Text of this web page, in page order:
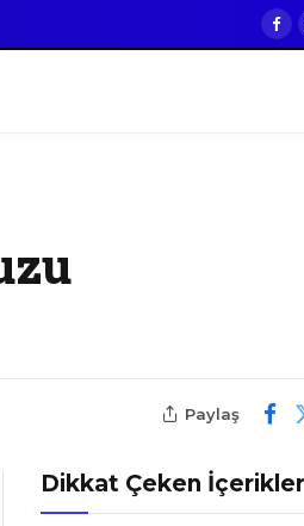
Paylaş
Dikkat Çeken İçerikler